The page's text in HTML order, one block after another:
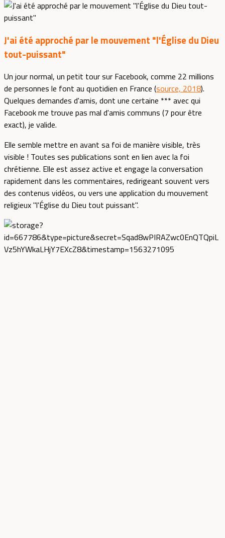
J'ai été approché par le mouvement "l'Église du Dieu
tout-puissant"
Un jour normal, un petit tour sur Facebook, comme 22 millions
de personnes le font au quotidien en France (source, 2018).
Quelques demandes d'amis, dont une certaine *** avec qui
Facebook me trouve pas mal d'amis communs (7 pour être
exact), je valide.
Elle semble mettre en avant sa foi de manière visible, très
visible ! Toutes ses publications sont en lien avec la foi
chrétienne. Elle est assez active et engage la conversation
rapidement dans les commentaires, redirigeant souvent vers
des contenus vidéos, ou vers une application du mouvement
religieux "l'Église du Dieu tout puissant".